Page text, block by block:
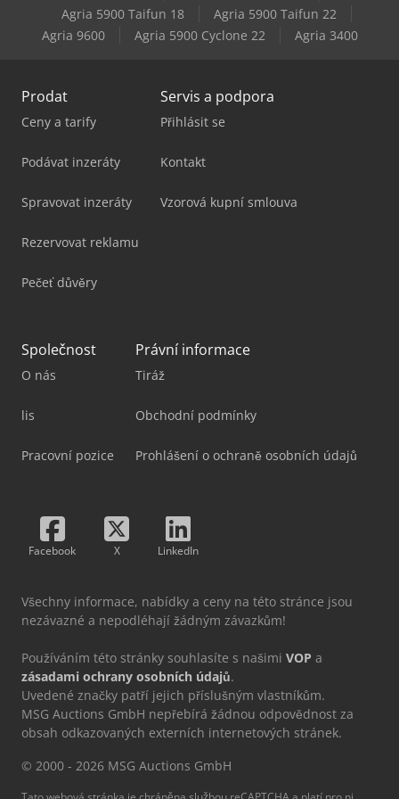
Scania P
Agria 5900 Taifun 18
Agria 5900 Taifun 22
Agria 9600
Agria 5900 Cyclone 22 Agria 3400
Prodat
Ceny a tarify
Podávat inzeráty
Spravovat inzeráty
Rezervovat reklamu
Pečeť důvěry
Servis a podpora
Přihlásit se
Kontakt
Vzorová kupní smlouva
Společnost
O nás
lis
Pracovní pozice
Právní informace
Tiráž
Obchodní podmínky
Prohlášení o ochraně osobních údajů
Facebook X LinkedIn
Všechny informace, nabídky a ceny na této stránce jsou
nezávazné a nepodléhají žádným závazkům!
Používáním této stránky souhlasíte s našimi VOP a
zásadami ochrany osobních údajů.
Uvedené značky patří jejich příslušným vlastníkům.
MSG Auctions GmbH nepřebírá žádnou odpovědnost za
obsah odkazovaných externích internetových stránek.
© 2000 - 2026 MSG Auctions GmbH